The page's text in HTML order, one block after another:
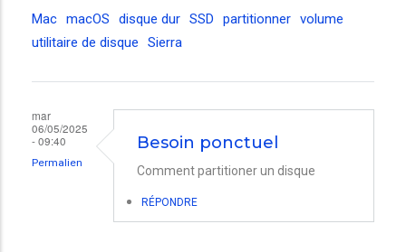
Mac macOS disque dur SSD partitionner volume
utilitaire de disque
Sierra
mar
06/05/2025
- 09:40
Permalien
Besoin ponctuel
Comment partitioner un disque
RÉPONDRE